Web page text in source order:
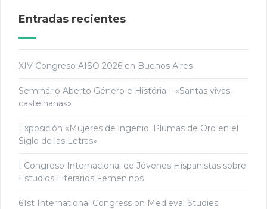
Entradas recientes
XIV Congreso AISO 2026 en Buenos Aires
Seminário Aberto Género e História – «Santas vivas
castelhanas»
Exposición «Mujeres de ingenio. Plumas de Oro en el
Siglo de las Letras»
I Congreso Internacional de Jóvenes Hispanistas sobre
Estudios Literarios Femeninos
61st International Congress on Medieval Studies